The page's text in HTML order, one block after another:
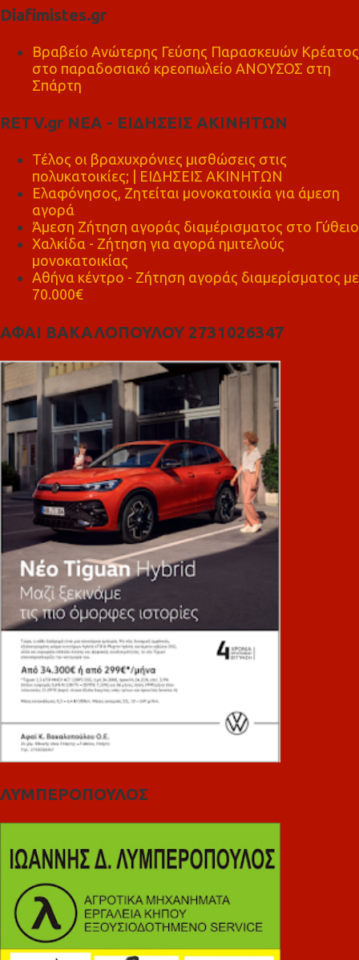
Diafimistes.gr
Βραβείο Ανώτερης Γεύσης Παρασκευών Κρέατος
στο παραδοσιακό κρεοπωλείο ΑΝΟΥΣΟΣ στη
Σπάρτη
RETV.gr ΝΕΑ - ΕΙΔΗΣΕΙΣ ΑΚΙΝΗΤΩΝ
Τέλος οι βραχυχρόνιες μισθώσεις στις
πολυκατοικίες; | ΕΙΔΗΣΕΙΣ ΑΚΙΝΗΤΩΝ
Ελαφόνησος, Ζητείται μονοκατοικία για άμεση
αγορά
Άμεση Ζήτηση αγοράς διαμέρισματος στο Γύθειο
Χαλκίδα - Ζήτηση για αγορά ημιτελούς
μονοκατοικίας
Αθήνα κέντρο - Ζήτηση αγοράς διαμερίσματος με
70.000€
ΑΦΑΙ ΒΑΚΑΛΟΠΟΥΛΟΥ 2731026347
ΛΥΜΠΕΡΟΠΟΥΛΟΣ